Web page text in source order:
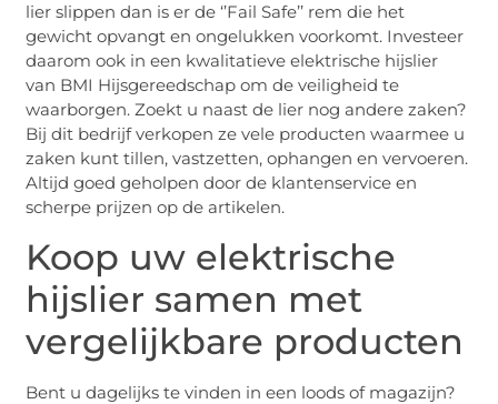
lier slippen dan is er de ‘’Fail Safe’’ rem die het
gewicht opvangt en ongelukken voorkomt. Investeer
daarom ook in een kwalitatieve elektrische hijslier
van BMI Hijsgereedschap om de veiligheid te
waarborgen. Zoekt u naast de lier nog andere zaken?
Bij dit bedrijf verkopen ze vele producten waarmee u
zaken kunt tillen, vastzetten, ophangen en vervoeren.
Altijd goed geholpen door de klantenservice en
scherpe prijzen op de artikelen.
Koop uw elektrische
hijslier samen met
vergelijkbare producten
Bent u dagelijks te vinden in een loods of magazijn?